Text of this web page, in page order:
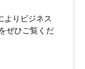
よりビジネス
ぜひご覧くだ